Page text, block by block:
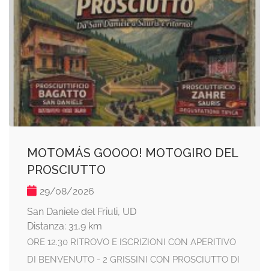
MOTOMÁS GOOOO! MOTOGIRO DEL
PROSCIUTTO
29/08/2026
San Daniele del Friuli, UD
Distanza: 31,9 km
ORE 12.30 RITROVO E ISCRIZIONI CON APERITIVO
DI BENVENUTO - 2 GRISSINI CON PROSCIUTTO DI